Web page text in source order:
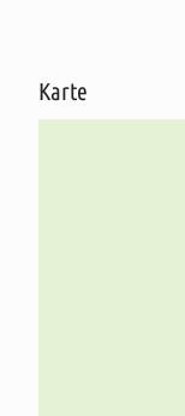
Beeren anzieht.
Unsere
können wir sie bei
amerikanische
zwei Meter hoch.
Heidelbeeren
und treten die
bis samstags von
Karte